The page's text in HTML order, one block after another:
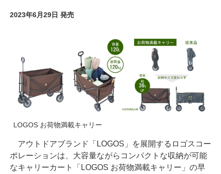
2023年6月29日 発売
LOGOS お荷物満載キャリー
アウトドアブランド「LOGOS」を展開するロゴスコー
ポレーションは、大容量ながらコンパクトな収納が可能
なキャリーカート「LOGOS お荷物満載キャリー」の早